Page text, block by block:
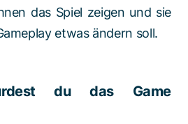
das Spiel zeigen und sie
etwas ändern soll.
du das Game